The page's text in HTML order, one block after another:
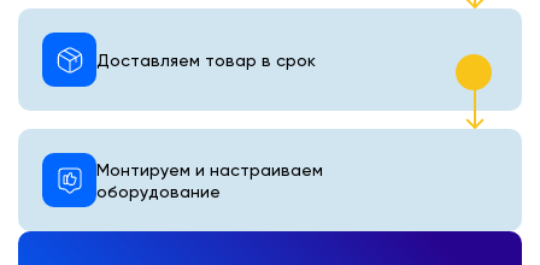
Монтируем и настраиваем
оборудование
Доставляем товар в срок